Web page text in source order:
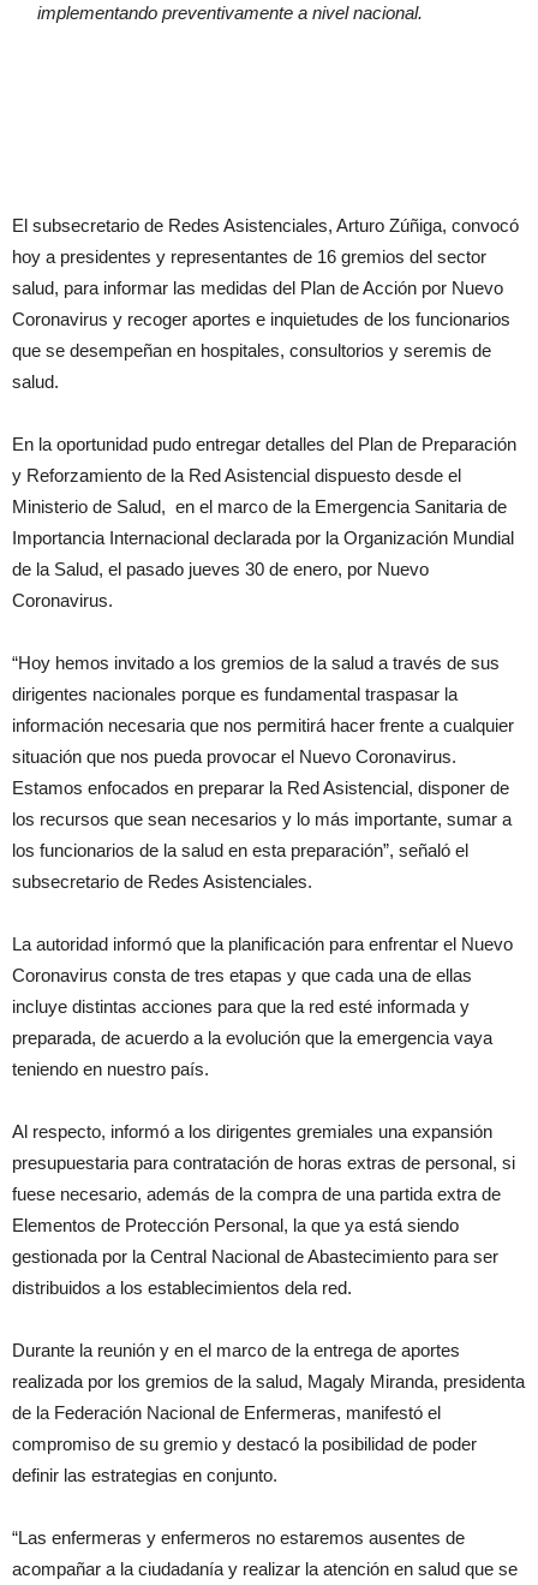
implementando preventivamente a nivel nacional.
El subsecretario de Redes Asistenciales, Arturo Zúñiga, convocó
hoy a presidentes y representantes de 16 gremios del sector
salud, para informar las medidas del Plan de Acción por Nuevo
Coronavirus y recoger aportes e inquietudes de los funcionarios
que se desempeñan en hospitales, consultorios y seremis de
salud.
En la oportunidad pudo entregar detalles del Plan de Preparación
y Reforzamiento de la Red Asistencial dispuesto desde el
Ministerio de Salud, en el marco de la Emergencia Sanitaria de
Importancia Internacional declarada por la Organización Mundial
de la Salud, el pasado jueves 30 de enero, por Nuevo
Coronavirus.
“Hoy hemos invitado a los gremios de la salud a través de sus
dirigentes nacionales porque es fundamental traspasar la
información necesaria que nos permitirá hacer frente a cualquier
situación que nos pueda provocar el Nuevo Coronavirus.
Estamos enfocados en preparar la Red Asistencial, disponer de
los recursos que sean necesarios y lo más importante, sumar a
los funcionarios de la salud en esta preparación”, señaló el
subsecretario de Redes Asistenciales.
La autoridad informó que la planificación para enfrentar el Nuevo
Coronavirus consta de tres etapas y que cada una de ellas
incluye distintas acciones para que la red esté informada y
preparada, de acuerdo a la evolución que la emergencia vaya
teniendo en nuestro país.
Al respecto, informó a los dirigentes gremiales una expansión
presupuestaria para contratación de horas extras de personal, si
fuese necesario, además de la compra de una partida extra de
Elementos de Protección Personal, la que ya está siendo
gestionada por la Central Nacional de Abastecimiento para ser
distribuidos a los establecimientos dela red.
Durante la reunión y en el marco de la entrega de aportes
realizada por los gremios de la salud, Magaly Miranda, presidenta
de la Federación Nacional de Enfermeras, manifestó el
compromiso de su gremio y destacó la posibilidad de poder
definir las estrategias en conjunto.
“Las enfermeras y enfermeros no estaremos ausentes de
acompañar a la ciudadanía y realizar la atención en salud que se